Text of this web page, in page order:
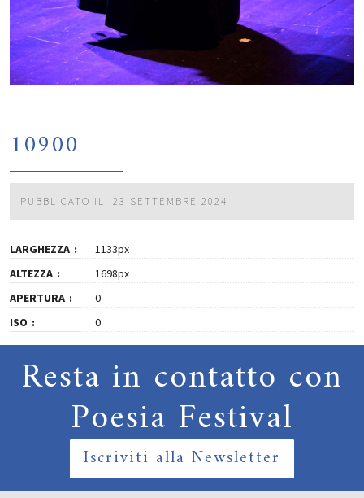
10900
PUBBLICATO IL: 23 SETTEMBRE 2024
LARGHEZZA
1133px
ALTEZZA
1698px
APERTURA
0
ISO
0
Resta in contatto con
Poesia Festival
Iscriviti alla Newsletter